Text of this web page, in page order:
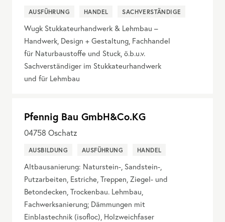
AUSFÜHRUNG HANDEL SACHVERSTÄNDIGE
Wugk Stukkateurhandwerk & Lehmbau –
Handwerk, Design + Gestaltung, Fachhandel
für Naturbaustoffe und Stuck, ö.b.u.v.
Sachverständiger im Stukkateurhandwerk
und für Lehmbau
Pfennig Bau GmbH&Co.KG
04758 Oschatz
AUSBILDUNG AUSFÜHRUNG HANDEL
Altbausanierung: Naturstein-, Sandstein-,
Putzarbeiten, Estriche, Treppen, Ziegel- und
Betondecken, Trockenbau. Lehmbau,
Fachwerksanierung; Dämmungen mit
Einblastechnik (isofloc), Holzweichfaser